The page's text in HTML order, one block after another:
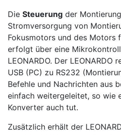
Die Steuerung der
Stromversorgung von
Fokusmotors und des Motors
erfolgt über eine
LEONARDO. Der LEONARDO
USB (PC) zu RS232
Befehle und Nachrichten aus
einfach weitergeleitet, so wie
Konverter auch tut.
Zusätzlich erhält der